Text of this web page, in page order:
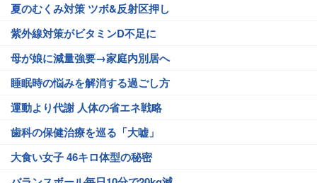
夏のむくみ対策 ツボ&反射区押し
紫外線対策がビタミンD不足に
母が娘に減量強要→家庭内別居へ
睡眠時の悩みを解消する過ごし方
運動より代謝 人体の省エネ戦略
歯科の保健治療を巡る「大嘘」
大食い女子 46キロ体型の秘密